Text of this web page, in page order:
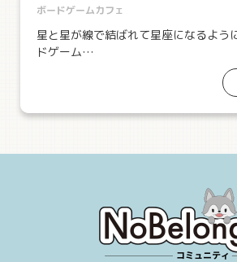
ボードゲームカフェ
星と星が線で結ばれて星座になるよう
ドゲーム…